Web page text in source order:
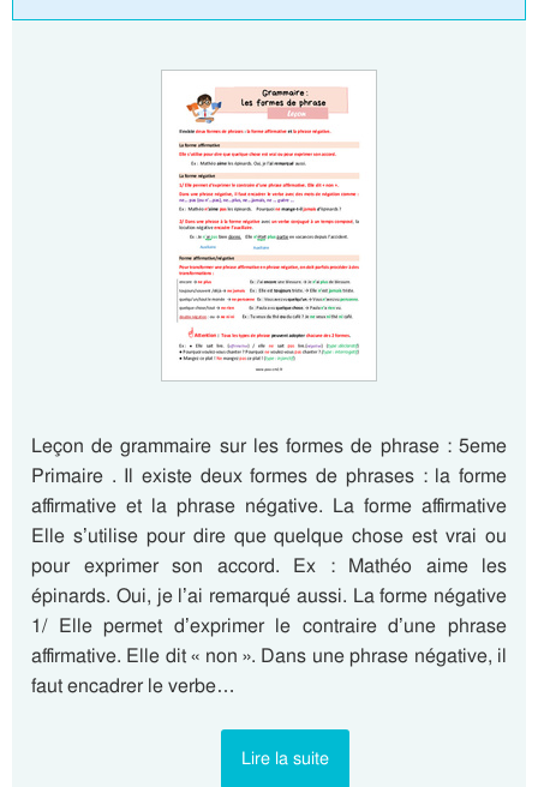
Leçon de grammaire sur les formes de phrase : 5eme
Primaire . Il existe deux formes de phrases : la forme
affirmative et la phrase négative. La forme affirmative
Elle s’utilise pour dire que quelque chose est vrai ou
pour exprimer son accord. Ex : Mathéo aime les
épinards. Oui, je l’ai remarqué aussi. La forme négative
1/ Elle permet d’exprimer le contraire d’une phrase
affirmative. Elle dit « non ». Dans une phrase négative, il
faut encadrer le verbe…
Lire la suite